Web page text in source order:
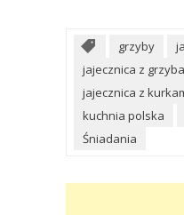
grzyby
jajecznica z
jajecznica z
kuchnia polska
Śniadania